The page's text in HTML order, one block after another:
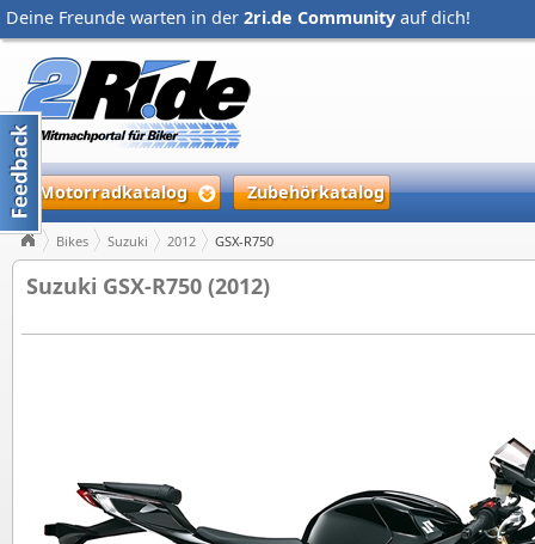
Deine Freunde warten in der 2ri.de Community auf dich!
Motorradkatalog Zubehörkatalog
Bikes Suzuki 2012 GSX-R750
Suzuki GSX-R750 (2012)